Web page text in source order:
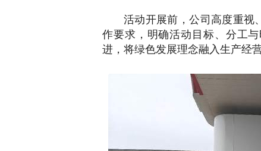
活动开展前，公司高度重视
作要求，明确活动目标、分工
进，将绿色发展理念融入生产经营